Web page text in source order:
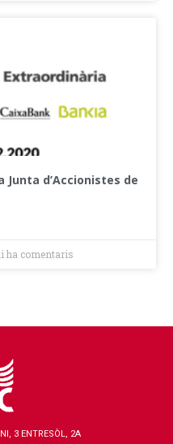
Junta d’Accionistes de
ha comentaris
3 ENTRESÒL, 2A